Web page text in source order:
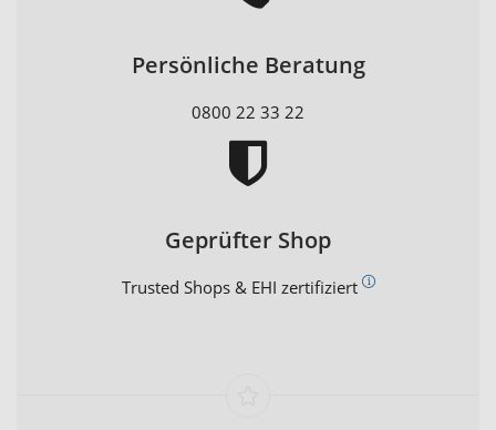
Persönliche Beratung
0800 22 33 22
Geprüfter Shop
Trusted Shops & EHI zertifiziert